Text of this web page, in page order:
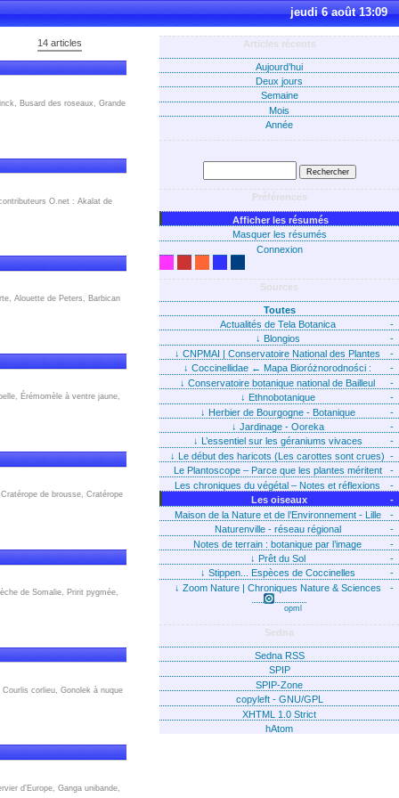
jeudi 6 août 13:09
Articles récents
Aujourd’hui
Deux jours
Semaine
Mois
Année
Préférences
Afficher les résumés
Masquer les résumés
Connexion
Sources
Toutes
-
Actualités de Tela Botanica
-
↓ Blongios
-
↓ CNPMAI | Conservatoire National des Plantes
Médicinales Aromatiques et Industrielles
-
↓ Coccinellidae ← Mapa Bioróżnorodności :
Taksony : Ogólnie
-
↓ Conservatoire botanique national de Bailleul
-
↓ Ethnobotanique
-
↓ Herbier de Bourgogne - Botanique
-
↓ Jardinage - Ooreka
-
↓ L’essentiel sur les géraniums vivaces
-
↓ Le début des haricots (Les carottes sont crues)
-
Le Plantoscope – Parce que les plantes méritent
que l’on parle d’elles !
-
Les chroniques du végétal – Notes et réflexions
d’Alain Bonjean
-
Les oiseaux
-
Maison de la Nature et de l’Environnement - Lille
-
Naturenville - réseau régional
-
Notes de terrain : botanique par l’image
-
↓ Prêt du Sol
-
↓ Stippen... Espèces de Coccinelles
-
↓ Zoom Nature | Chroniques Nature & Sciences
opml
Sedna
Sedna RSS
SPIP
SPIP-Zone
copyleft - GNU/GPL
XHTML 1.0 Strict
hAtom
14 articles
Busard des roseaux, Grande
O.net : Akalat de
Alouette de Peters, Barbican
Érémomèle à ventre jaune,
de brousse, Cratérope
de Somalie, Pririt pygmée,
corlieu, Gonolek à nuque
d'Europe, Ganga unibande,